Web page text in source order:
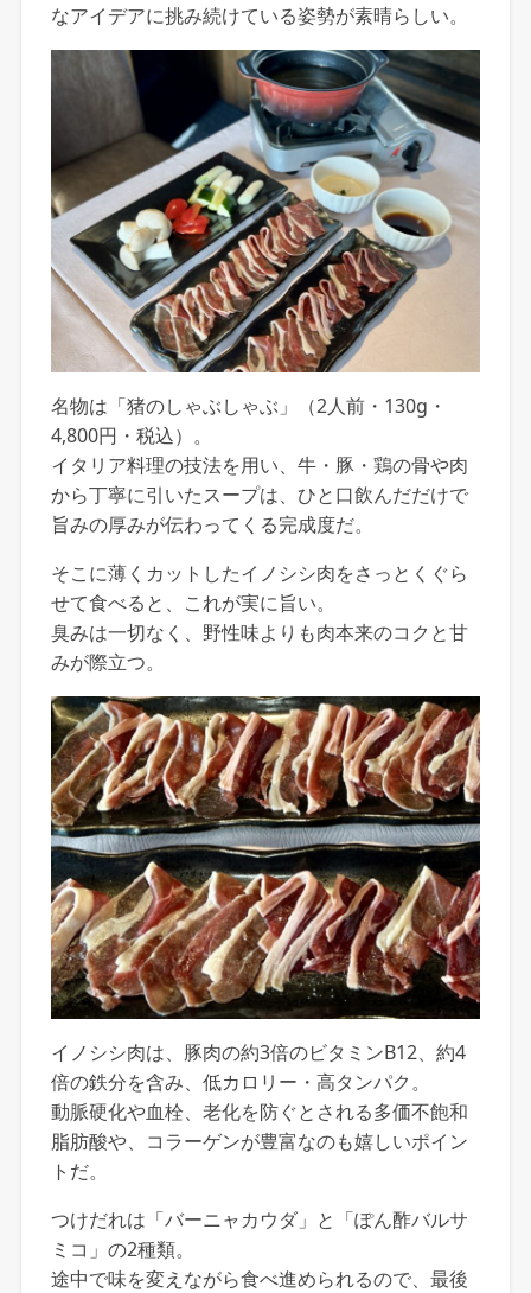
なアイデアに挑み続けている姿勢が素晴らしい。
名物は「猪のしゃぶしゃぶ」（2人前・130g・
4,800円・税込）。
イタリア料理の技法を用い、牛・豚・鶏の骨や肉
から丁寧に引いたスープは、ひと口飲んだだけで
旨みの厚みが伝わってくる完成度だ。
そこに薄くカットしたイノシシ肉をさっとくぐら
せて食べると、これが実に旨い。
臭みは一切なく、野性味よりも肉本来のコクと甘
みが際立つ。
イノシシ肉は、豚肉の約3倍のビタミンB12、約4
倍の鉄分を含み、低カロリー・高タンパク。
動脈硬化や血栓、老化を防ぐとされる多価不飽和
脂肪酸や、コラーゲンが豊富なのも嬉しいポイン
トだ。
つけだれは「バーニャカウダ」と「ぽん酢バルサ
ミコ」の2種類。
途中で味を変えながら食べ進められるので、最後